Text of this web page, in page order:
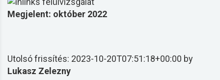
Megjelent: október 2022
Utolsó frissítés: 2023-10-20T07:51:18+00:00 by
Lukasz Zelezny